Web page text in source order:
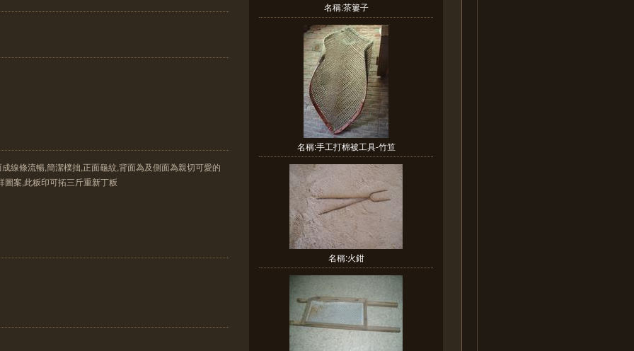
線條流暢,簡潔樸拙,正面龜紋,背面為及側面為親切可愛的
圖案,此粄印可拓三斤重新丁粄
名稱:茶簍子
名稱:手工打棉被工具-竹笪
名稱:火鉗